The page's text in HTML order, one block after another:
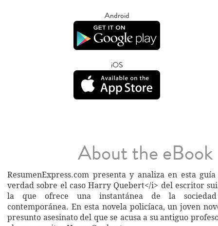
Android
iOS
About the eBook
ResumenExpress.com presenta y analiza en esta
verdad sobre el caso Harry Quebert</i> del escritor
la que ofrece una instantánea de la sociedad
contemporánea. En esta novela policíaca, un joven
presunto asesinato del que se acusa a su antiguo